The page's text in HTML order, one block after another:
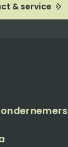
& service